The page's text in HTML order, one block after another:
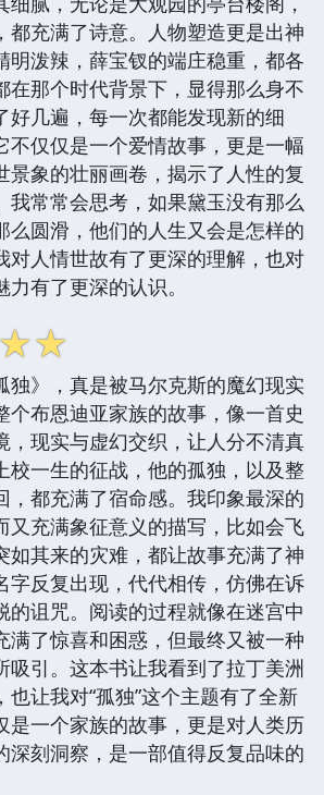
都充满了诗意。人物塑造更是出神
明泼辣，薛宝钗的端庄稳重，都各
在那个时代背景下，显得那么身不
好几遍，每一次都能发现新的细
不仅仅是一个爱情故事，更是一幅
景象的壮丽画卷，揭示了人性的复
我常常会思考，如果黛玉没有那么
么圆滑，他们的人生又会是怎样的
对人情世故有了更深的理解，也对
有了更深的认识。
☆☆
独》，真是被马尔克斯的魔幻现实
个布恩迪亚家族的故事，像一首史
，现实与虚幻交织，让人分不清真
校一生的征战，他的孤独，以及整
，都充满了宿命感。我印象最深的
又充满象征意义的描写，比如会飞
如其来的灾难，都让故事充满了神
字反复出现，代代相传，仿佛在诉
的诅咒。阅读的过程就像在迷宫中
满了惊喜和困惑，但最终又被一种
吸引。这本书让我看到了拉丁美洲
让我对“孤独”这个主题有了全新
是一个家族的故事，更是对人类历
深刻洞察，是一部值得反复品味的